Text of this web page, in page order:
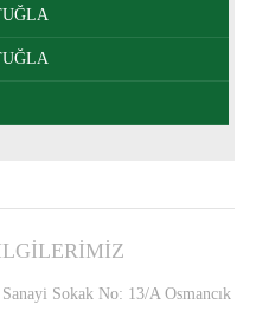
Sokak No: 13/A Osmancık